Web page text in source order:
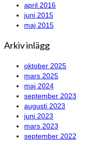
april 2016
juni 2015
maj 2015
Arkiv inlägg
oktober 2025
mars 2025
maj 2024
september 2023
augusti 2023
juni 2023
mars 2023
september 2022